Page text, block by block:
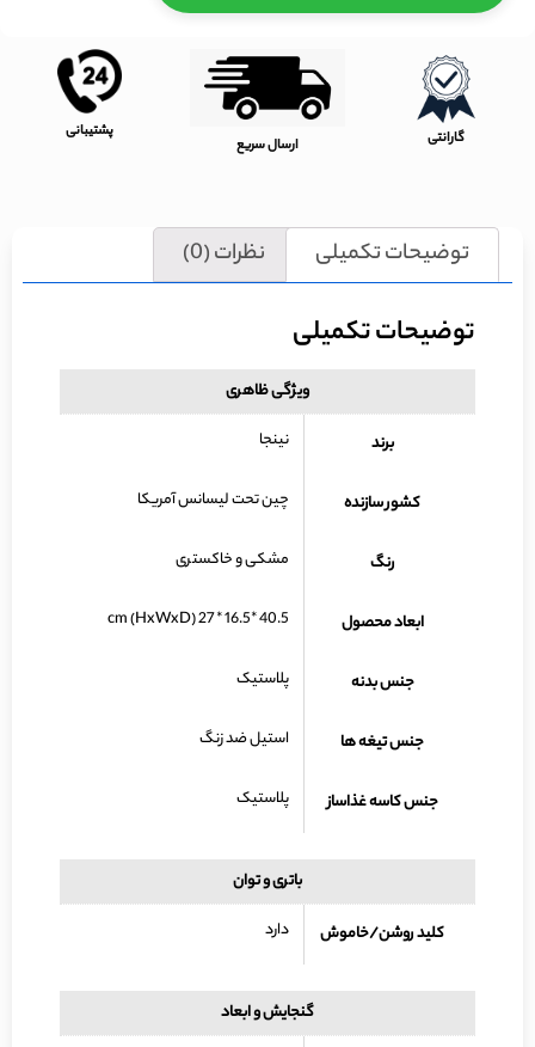
گارانتی ارسال سریع
پشتیبانی
توضیحات تکمیلی نظرات (0)
توضیحات تکمیلی
ویژگی ظاهری
برند نینجا
کشور سازنده چین تحت لیسانس آمریکا
رنگ مشکی و خاکستری
ابعاد محصول 40.5 *16.5 * 27 cm (HxWxD)
جنس بدنه پلاستیک
جنس تیغه ها استیل ضد زنگ
جنس کاسه غذاساز پلاستیک
باتری و توان
کلید روشن/خاموش دارد
گنجایش و ابعاد